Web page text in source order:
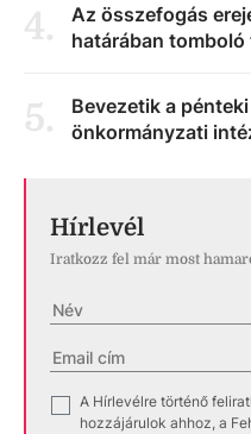
4.
Az összefogás
határában tomboló
5.
Bevezetik a
önkormányzati
Hírlevél
Iratkozz fel már most
A Hírlevélre történő
hozzájárulok ahhoz, a